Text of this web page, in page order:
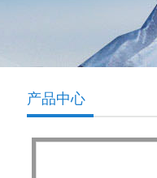
产品中心